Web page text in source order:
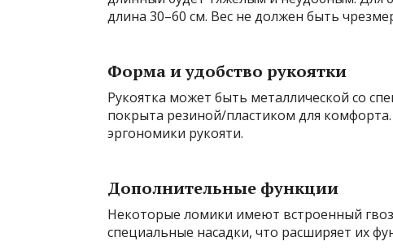
длина 30–60 см. Вес не должен быть
Форма и удобство рукоятки
Рукоятка может быть металлической со
покрыта резиной/пластиком для
эргономики рукояти.
Дополнительные функции
Некоторые ломики имеют встроенный
специальные насадки, что расширяет их